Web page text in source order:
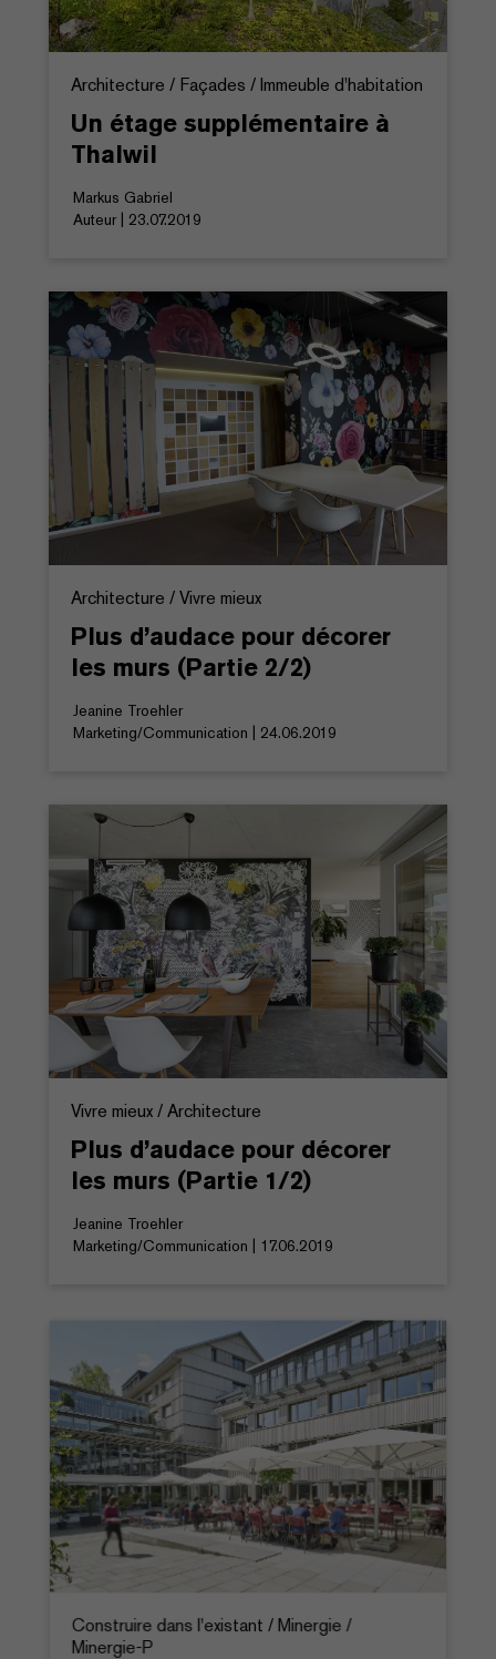
Architecture / Façades / Immeuble d'habitation
Un étage supplémentaire à
Thalwil
Markus Gabriel
Auteur | 23.07.2019
Architecture / Vivre mieux
Plus d’audace pour décorer
les murs (Partie 2/2)
Jeanine Troehler
Marketing/Communication | 24.06.2019
Vivre mieux / Architecture
Plus d’audace pour décorer
les murs (Partie 1/2)
Jeanine Troehler
Marketing/Communication | 17.06.2019
Construire dans l'existant / Minergie /
Minergie-P